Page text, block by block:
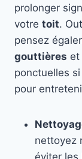
prolonger
votre toit.
pensez
gouttières et
ponctuelles
pour
nettoyez